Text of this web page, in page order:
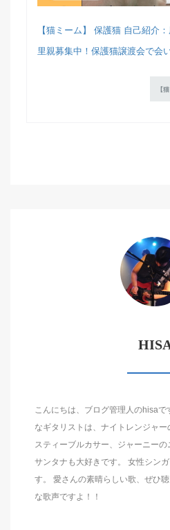
【猫ミーム】 保護猫 自己紹介
里親募集中！保護猫譲渡会で会
【
こんにちは、ブログ管理人のhisaで
なギタリストは、ナイトレンジャ
スティーブルカサー、ジャーニー
サンタナも大好きです。 女性シン
す。 愛さんの素晴らしい歌、ぜひ
な歌声ですよ！！